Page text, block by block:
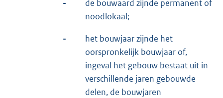
-
de bouwaard zijnde permanent of
noodlokaal;
-
het bouwjaar zijnde het
oorspronkelijk bouwjaar of,
ingeval het gebouw bestaat uit in
verschillende jaren gebouwde
delen, de bouwjaren